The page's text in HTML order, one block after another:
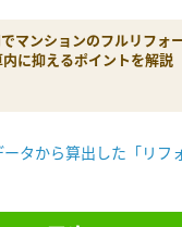
マンションのフルリフォ
に抑えるポイントを解説
タから算出した「リフ